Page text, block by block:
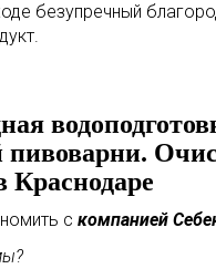
безупречный
пивоварни.
Краснодаре
с компанией